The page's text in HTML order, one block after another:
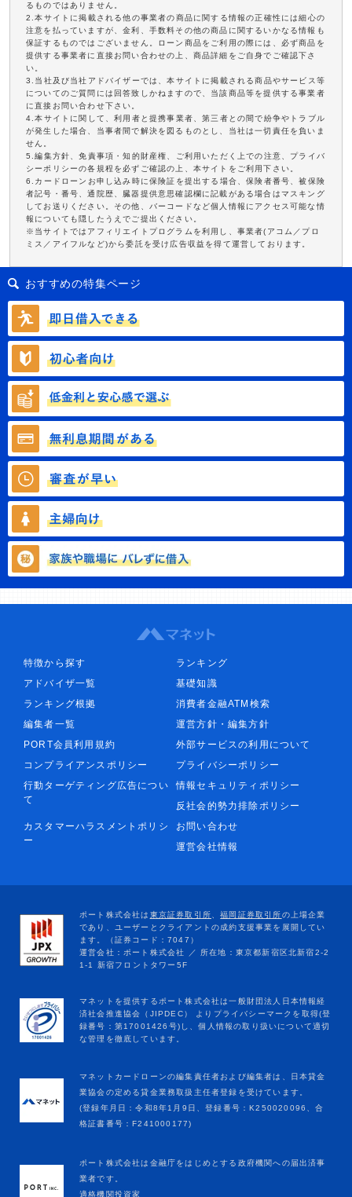
るものではありません。
2.本サイトに掲載される他の事業者の商品に関する情報の正確性には細心の
注意を払っていますが、金利、手数料その他の商品に関するいかなる情報も
保証するものではございません。ローン商品をご利用の際には、必ず商品を
提供する事業者に直接お問い合わせの上、商品詳細をご自身でご確認下さ
い。
3.当社及び当社アドバイザーでは、本サイトに掲載される商品やサービス等
についてのご質問には回答致しかねますので、当該商品等を提供する事業者
に直接お問い合わせ下さい。
4.本サイトに関して、利用者と提携事業者、第三者との間で紛争やトラブル
が発生した場合、当事者間で解決を図るものとし、当社は一切責任を負いま
せん。
5.編集方針、免責事項・知的財産権、ご利用いただく上での注意、プライバ
シーポリシーの各規程を必ずご確認の上、本サイトをご利用下さい。
6.カードローンお申し込み時に保険証を提出する場合、保険者番号、被保険
者記号・番号、通院歴、臓器提供意思確認欄に記載がある場合はマスキング
してお送りください。その他、バーコードなど個人情報にアクセス可能な情
報についても隠したうえでご提出ください。
※当サイトではアフィリエイトプログラムを利用し、事業者(アコム／プロ
ミス／アイフルなど)から委託を受け広告収益を得て運営しております。
おすすめの特集ページ
特徴から探す
ランキング
アドバイザ一覧
基礎知識
ランキング根拠
消費者金融ATM検索
編集者一覧
運営方針・編集方針
PORT会員利用規約
外部サービスの利用について
コンプライアンスポリシー
プライバシーポリシー
行動ターゲティング広告につい
て
情報セキュリティポリシー
反社会的勢力排除ポリシー
カスタマーハラスメントポリシ
ー
お問い合わせ
運営会社情報
マネットカードローンの編集責任者および編集者は、日本貸金
業協会の定める貸金業務取扱主任者登録を受けています。
(登録年月日：令和8年1月9日、登録番号：K250020096、合
格証書番号：F241000177)
ポート株式会社は金融庁をはじめとする政府機関への届出済事
業者です。
適格機関投資家